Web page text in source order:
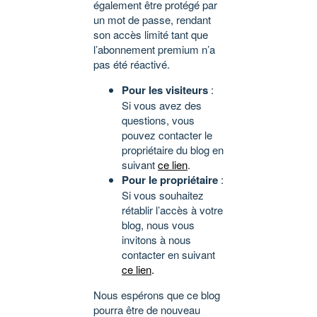
également être protégé par
un mot de passe, rendant
son accès limité tant que
l’abonnement premium n’a
pas été réactivé.
Pour les visiteurs :
Si vous avez des
questions, vous
pouvez contacter le
propriétaire du blog en
suivantce lien.
Pour le propriétaire :
Si vous souhaitez
rétablir l’accès à votre
blog, nous vous
invitons à nous
contacter en suivant
ce lien.
Nous espérons que ce blog
pourra être de nouveau